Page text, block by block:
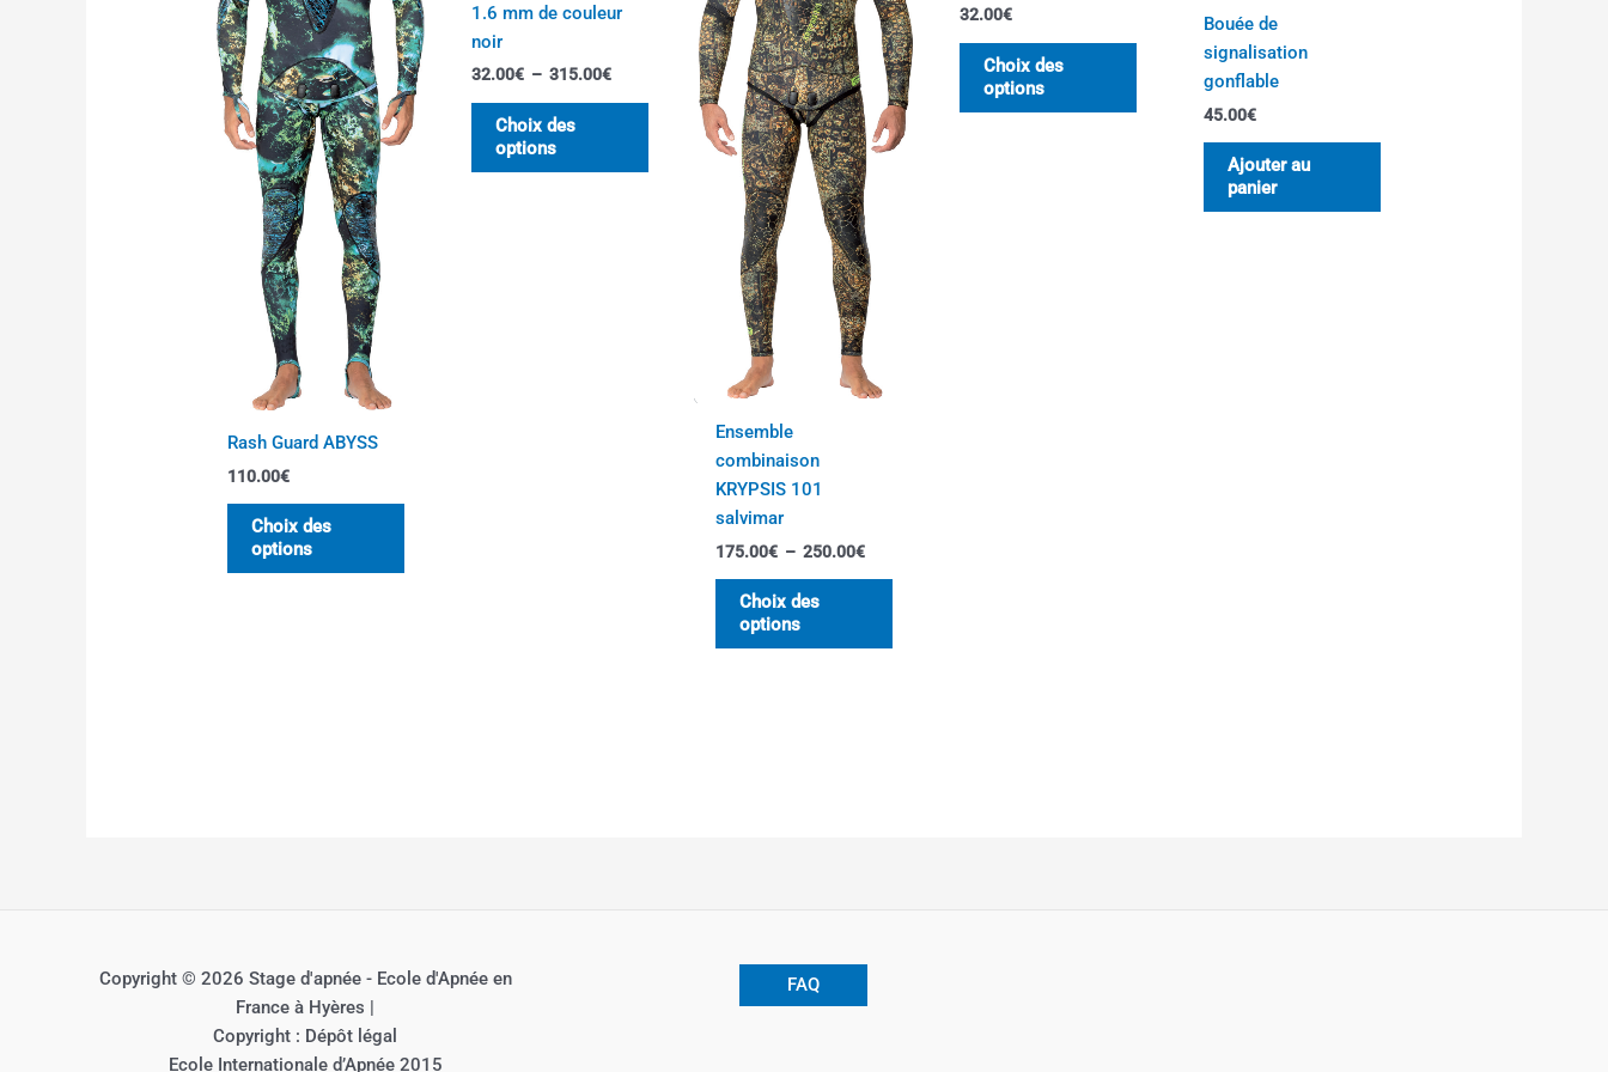
Rash Guard ABYSS
110.00€
Choix des
options
être
choisies
sur
la
page
1.6 mm de couleur
noir
32.00€ – 315.00€
Choix des
options
choisies
la
Ensemble
combinaison
KRYPSIS 101
salvimar
175.00€ – 250.00€
Choix des
options
être
choisies
sur
la
page
32.00€
Choix des
options
choisies
Bouée de
signalisation
gonflable
45.00€
Ajouter au
panier
Copyright © 2026 Stage d'apnée - Ecole d'Apnée en
France à Hyères |
Copyright : Dépôt légal
Ecole Internationale d’Apnée 2015
FAQ